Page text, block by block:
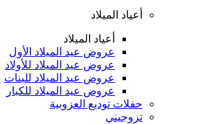
أعياد الميلاد
أعياد الميلاد
عروض عيد الميلاد الأول
عروض عيد الميلاد للأولاد
عروض عيد الميلاد للبنات
عروض عيد الميلاد للكبار
حفلات توديع العزوبية
تزوجيني